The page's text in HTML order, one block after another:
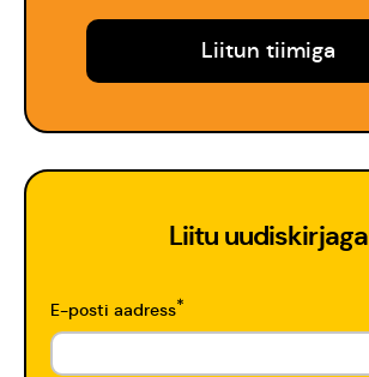
Liitun tiimiga
Liitu uudiskirjaga
E-posti aadress*